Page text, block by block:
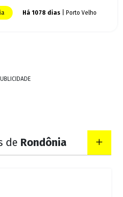
Há 1078 dias | Porto Velho
de Rondônia